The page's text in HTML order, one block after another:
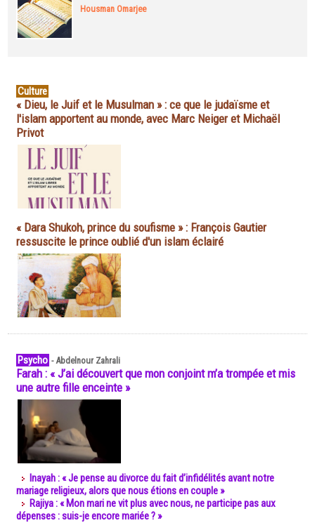
Housman Omarjee
Culture
« Dieu, le Juif et le Musulman » : ce que le judaïsme et
l'islam apportent au monde, avec Marc Neiger et Michaël
Privot
« Dara Shukoh, prince du soufisme » : François Gautier
ressuscite le prince oublié d'un islam éclairé
Psycho -Abdelnour Zahrali
Farah : « J’ai découvert que mon conjoint m’a trompée et mis
une autre fille enceinte »
Inayah : « Je pense au divorce du fait d’infidélités avant notre
mariage religieux, alors que nous étions en couple »
Rajiya : « Mon mari ne vit plus avec nous, ne participe pas aux
dépenses : suis-je encore mariée ? »